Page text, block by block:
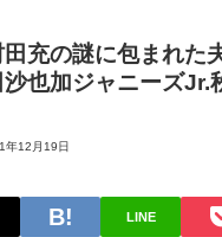
充の謎に包まれた
也加ジャニーズJr.
年12月19日
LINE